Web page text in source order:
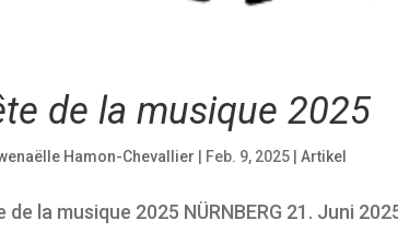
de la musique 2025
Hamon-Chevallier Feb. 9, 2025 |Artikel
de la musique 2025 NÜRNBERG 21. Juni